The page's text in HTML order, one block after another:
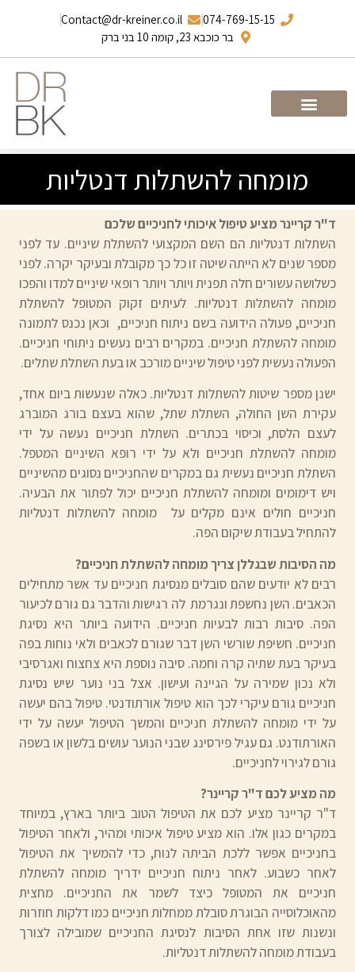
074-769-15-15
Contact@dr-kreiner.co.il
בר כוכבא 23, קומה 10 בני ברק
מומחה להשתלות דנטליות
ד"ר קריינר מציע טיפול איכותי לחניכיים שלכם
השתלות דנטליות הם השם המקצועי להשתלת שיניים. עד לפני
מספר שנים לא הייתה שיטה זו כל כך מקובלת ובעיקר יקרה. לפני
כשלושה עשורים חלה תפנית ויותר ויותר רופאי שיניים למדו והפכו
מומחה להשתלות דנטליות. לעיתים זקוק המטופל להשתלת
חניכיים, פעולה הידועה בשם ניתוח חניכיים, וכאן נכנס לתמונה
מומחה להשתלת חניכיים. במקרים רבים נעשים ניתוחי חניכיים.
הפעולה נעשית לפני טיפול שיניים מורכב או בעת השתלת שתלים.
ישנן מספר שיטות להשתלות דנטליות. כאלה שנעשות ביום אחד,
עקירת השן החולה, השתלת שתל, שהוא בעצם בורג המוברג
לעצם הלסת, וכיסוי בכתרים. השתלת חניכיים נעשה על ידי
מומחה להשתלת חניכיים ולא על ידי רופא השיניים המטפל.
השתלת חניכיים נעשית גם במקרים שהחניכיים נסוגים מהשיניים
ויש דימומים ומומחה להשתלת חניכיים יכול לפתור את הבעיה.
חניכיים חולים אינם מקלים על מומחה להשתלות דנטליות
להתחיל בעבודת שיקום הפה.
מה הסיבות שבגללן צריך מומחה להשתלת חניכיים?
רבים לא יודעים שהם סובלים מנסיגת חניכיים עד אשר מתחילים
הכאבים. השן נחשפת ונגרמת לה רגישות והדבר גם גורם לכיעור
הפה. סיבות רבות לבעיות חניכיים. הידועה ביותר היא נסיגת
חניכיים. חשיפת שורשי השן דבר שגורם לכאבים ולאי נוחות בפה
בעיקר בעת שתיה קרה וחמה. סיבה נוספת היא צחצוח ואגרסיבי
ולא נכון שמירה על הגיינה ועישון. אצל בני נוער שיש נסיגת
חניכיים גורם עיקרי לכך הוא טיפול אורתודנטי. טיפול בהם יעשה
על ידי מומחה להשתלת חניכיים והמשך הטיפול יעשה על ידי
האורתודנט. גם עגיל פירסינג שבני הנוער עושים בלשון או בשפה
גורם לגירוי לחניכיים.
מה מציע לכם ד"ר קריינר?
ד"ר קריינר מציע לכם את הטיפול הטוב ביותר בארץ, במיוחד
במקרים כגון אלו. הוא מציע טיפול איכותי ומהיר, ולאחר הטיפול
בחניכיים אפשר ללכת הביתה לנוח, כדי להמשיך את הטיפול
לאחר כשבוע. לאחר ניתוח חניכיים ידריך מומחה להשתלת
חניכיים את המטופל כיצד לשמר את החניכיים. מחצית
מהאוכלוסייה הבוגרת סובלת ממחלות חניכיים כמו דלקות חוזרות
ונשנות שזו אחת הסיבות לנסיגת החניכיים שמובילה לצורך
בעבודת מומחה להשתלות דנטליות.